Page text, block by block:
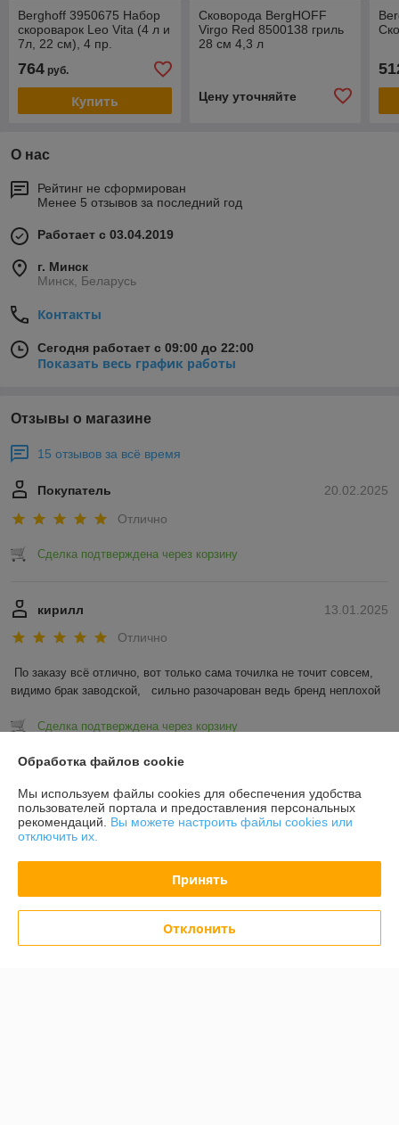
Berghoff 3950675 Набор
скороварок Leo Vita (4 л и
7л, 22 см), 4 пр.
764 руб.
Купить
Сковорода BergHOFF
Virgo Red 8500138 гриль
28 см 4,3 л
Цену уточняйте
О нас
Рейтинг не сформирован
Менее 5 отзывов за последний год
Работает с 03.04.2019
г. Минск
Минск, Беларусь
Контакты
Сегодня работает с 09:00 до 22:00
Показать весь график работы
Отзывы о магазине
15 отзывов за всё время
20.02.2025
Покупатель
Отлично
Сделка подтверждена через корзину
13.01.2025
кирилл
Отлично
По заказу всё отлично, вот только сама точилка не точит совсем,
видимо брак заводской,   сильно разочарован ведь бренд неплохой
Сделка подтверждена через корзину
Показать все отзывы
О нас
Доставка и оплата
Обработка файлов cookie
Мы используем файлы cookies для обеспечения удобства
пользователей портала и предоставления персональных
рекомендаций. Вы можете настроить файлы cookies или
отключить их.
Принять
Отклонить